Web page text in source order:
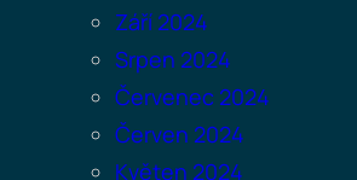
Září 2024
Srpen 2024
Červenec 2024
Červen 2024
Květen 2024